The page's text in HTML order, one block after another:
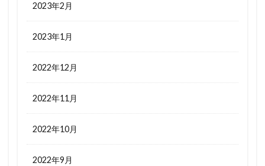
2023年2月
2023年1月
2022年12月
2022年11月
2022年10月
2022年9月